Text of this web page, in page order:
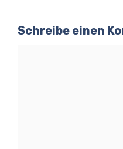
Schreibe einen